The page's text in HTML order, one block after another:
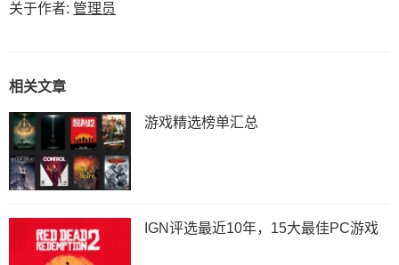
关于作者: 管理员
相关文章
游戏精选榜单汇总
IGN评选最近10年，15大最佳PC游戏